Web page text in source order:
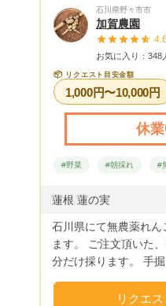
石川県野々市市
加賀農園
4.6
お気に入り：348
📦 リクエスト目安金額
1,000円〜10,000円
休
#野菜 #朝採れ #
蓮根 蓮の実
石川県にて無農薬れん
ます。 ご注文頂いた
分だけ採ります。 手掘りですのでれんこ
注文を受けてから採り
リクエ